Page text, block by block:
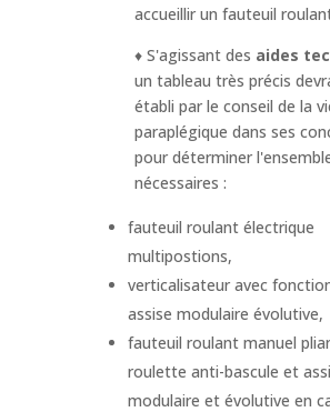
accueillir un fauteuil
♦ S'agissant des aides
un tableau très précis
établi par le conseil de la
paraplégique dans ses
pour déterminer
nécessaires :
fauteuil roulant électrique
multipostions,
verticalisateur avec
assise modulaire évolutive,
fauteuil roulant manuel
roulette anti-bascule et
modulaire et évolutive en